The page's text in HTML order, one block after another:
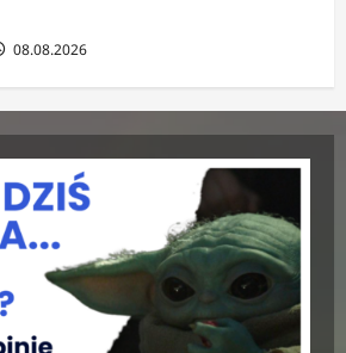
08.08.2026